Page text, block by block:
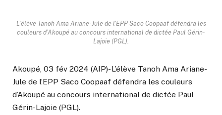
L'élève Tanoh Ama Ariane-Jule de l'EPP Saco Coopaaf défendra les
couleurs d’Akoupé au concours international de dictée Paul Gérin-
Lajoie (PGL).
Akoupé, 03 fév 2024 (AIP)- L’élève Tanoh Ama Ariane-
Jule de l’EPP Saco Coopaaf défendra les couleurs
d’Akoupé au concours international de dictée Paul
Gérin-Lajoie (PGL).